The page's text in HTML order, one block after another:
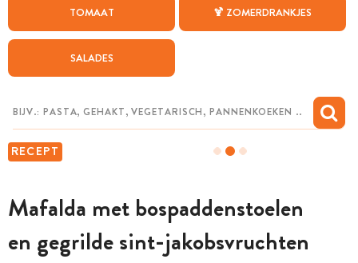
TOMAAT 🍹 ZOMERDRANKJES
SALADES
RECEPT
Mafalda met bospaddenstoelen
en gegrilde sint-jakobsvruchten
WEEKMENU
CHAT MET MAIA
MIJN BEWAARDE RECEPTEN